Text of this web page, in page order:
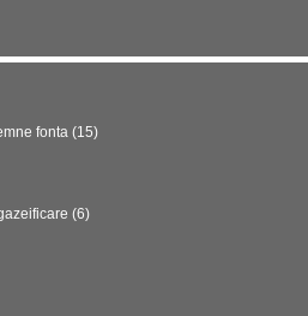
fonta (15)
(6)